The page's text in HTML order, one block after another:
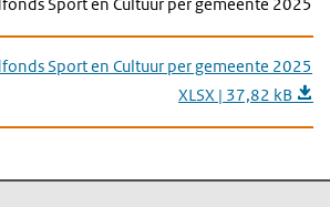
Sport en Cultuur per gemeente 2025
XLSX | 37,82 kB